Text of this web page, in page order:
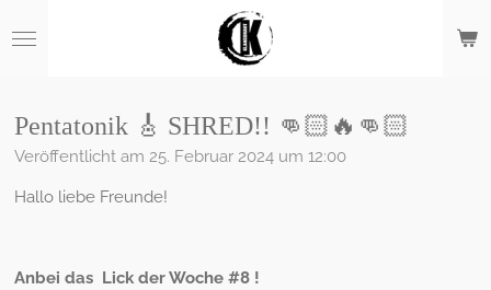
Hauptinhalt
Pentatonik 🎸 SHRED!! 👊🏻🔥👊🏻
Veröffentlicht am 25. Februar 2024 um 12:00
Hallo liebe Freunde!
Anbei das Lick der Woche #8 !